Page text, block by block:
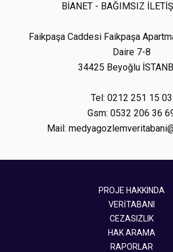
BİANET - BAĞIMSIZ
Faikpaşa Caddesi Faikpaşa
Daire 7-8
34425 Beyoğlu
Tel: 0212 251 15 03
Gsm: 0532 206 36
Mail:
PROJE HAKKINDA
VERİTABANI
CEZASIZLIK
HAK ARAMA
RAPORLAR